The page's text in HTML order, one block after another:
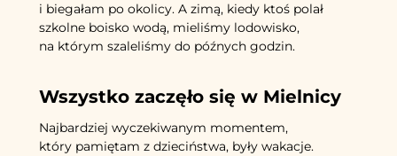
i biegałam po okolicy. A zimą, kiedy ktoś polał
szkolne boisko wodą, mieliśmy lodowisko,
na którym szaleliśmy do późnych godzin.
Wszystko zaczęło się w Mielnicy
Najbardziej wyczekiwanym momentem,
który pamiętam z dzieciństwa, były wakacje.